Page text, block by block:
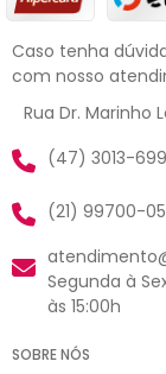
Caso tenha
com nosso
Rua Dr. Marinho
(47) 3013-
(21) 99700-
Segunda à
às 15:00h
SOBRE NÓS